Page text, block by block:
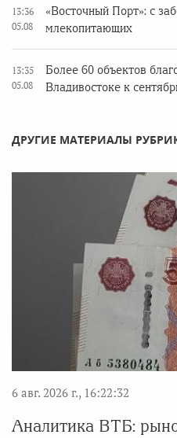
13:36
05.08
«Восточный Порт»: с
млекопитающих
13:35
05.08
Более 60 объектов
Владивостоке к
ДРУГИЕ МАТЕРИАЛЫ
6 авг. 2026 г., 16:22:32
Аналитика ВТБ: